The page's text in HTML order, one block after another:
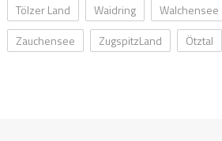
Tölzer Land
Waidring Walchensee
Zauchensee
ZugspitzLand Ötztal